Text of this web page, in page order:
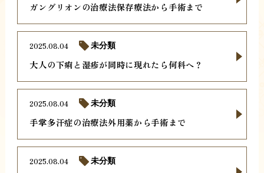
ガングリオンの治療法保存療法から手術まで
大人の下痢と湿疹が同時に現れたら何科へ？
2025.08.04 未分類
手掌多汗症の治療法外用薬から手術まで
2025.08.04 未分類
2025.08.04 未分類